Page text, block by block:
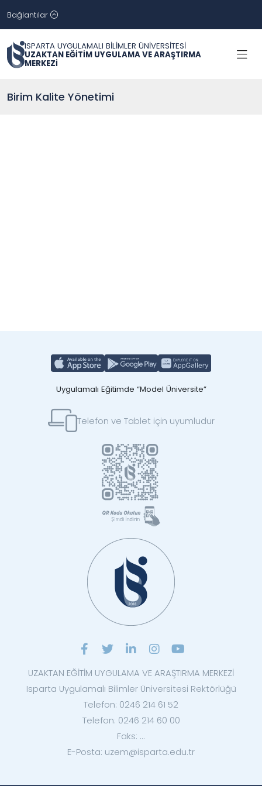
Bağlantılar
ISPARTA UYGULAMALI BİLİMLER ÜNİVERSİTESİ
UZAKTAN EĞİTİM UYGULAMA VE ARAŞTIRMA
MERKEZİ
Birim Kalite Yönetimi
Uygulamalı Eğitimde “Model Üniversite”
Telefon ve Tablet için uyumludur
UZAKTAN EĞİTİM UYGULAMA VE ARAŞTIRMA MERKEZİ
Isparta Uygulamalı Bilimler Üniversitesi Rektörlüğü
Telefon: 0246 214 61 52
Telefon: 0246 214 60 00
Faks: ...
E-Posta: uzem@isparta.edu.tr